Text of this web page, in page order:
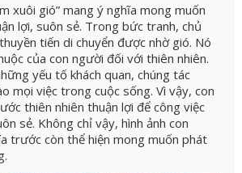
xuôi gió” mang ý nghĩa mong muốn
lợi, suôn sẻ. Trong bức tranh, chủ
tiến di chuyển được nhờ gió. Nó
của con người đối với thiên nhiên.
yếu tố khách quan, chúng tác
mọi việc trong cuộc sống. Vì vậy, con
thiên nhiên thuận lợi để công việc
sẻ. Không chỉ vậy, hình ảnh con
trước còn thể hiện mong muốn phát